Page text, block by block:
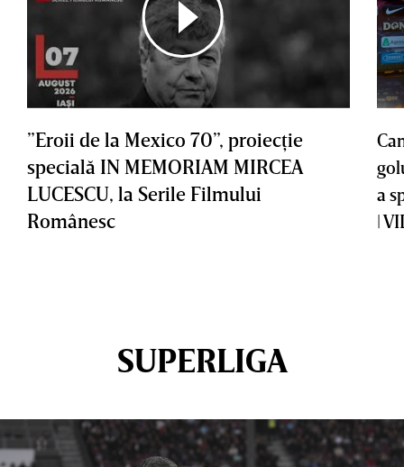
”Eroii de la Mexico 70”, proiecţie
specială IN MEMORIAM MIRCEA
LUCESCU, la Serile Filmului
Românesc
a
|
SUPERLIGA